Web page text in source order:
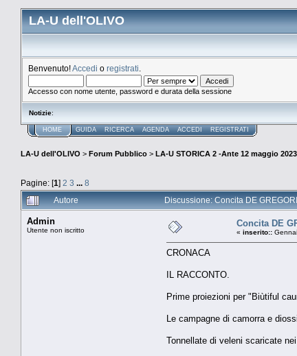
LA-U dell'OLIVO
Benvenuto!Accedi o registrati
Accesso con nome utente, password e durata della sessione
Notizie:
HOME GUIDA RICERCA AGENDA ACCEDI REGISTRATI
LA-U dell'OLIVO > Forum Pubblico > LA-U STORICA 2 -Ante 12 maggio
Pagine: [1] 2 3 ... 8
Autore Discussione: Concita DE
Admin
Utente non iscritto
Concita DE
« inserito::
CRONACA
IL RACCONTO.
Prime proiezioni per "Biùtiful
Le campagne di camorra e
Tonnellate di veleni scaricate